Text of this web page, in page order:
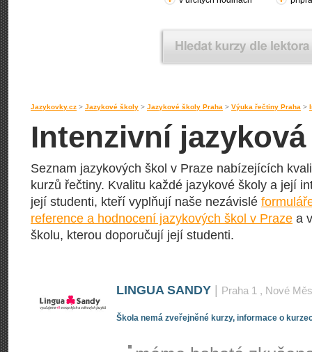
Jazykovky.cz > Jazykové školy > Jazykové školy Praha > Výuka řečtiny Praha >
Intenzivní
Seznam jazykových škol v Praze nabízejících
kurzů řečtiny. Kvalitu každé jazykové školy a její
její studenti, kteří vyplňují naše nezávislé
reference a hodnocení jazykových škol v Praze a
školu, kterou doporučují její studenti.
LINGUA SANDY Praha 1 , Nové
Škola nemá zveřejněné kurzy, informace o